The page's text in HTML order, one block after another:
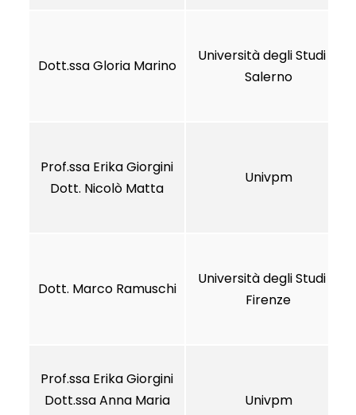
Dott.ssa Gloria Marino
Università degli Studi di
Salerno
Prof.ssa Erika Giorgini
Dott. Nicolò Matta
Univpm
Dott. Marco Ramuschi
Università degli Studi di
Firenze
Prof.ssa Erika Giorgini
Dott.ssa Anna Maria
Univpm